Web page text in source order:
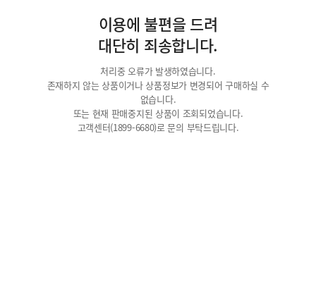
이용에 불편을 드려
대단히 죄송합니다.
처리중 오류가 발생하였습니다.
존재하지 않는 상품이거나 상품정보가 변경되어 구매하실 수
없습니다.
또는 현재 판매중지된 상품이 조회되었습니다.
고객센터(1899-6680)로 문의 부탁드립니다.